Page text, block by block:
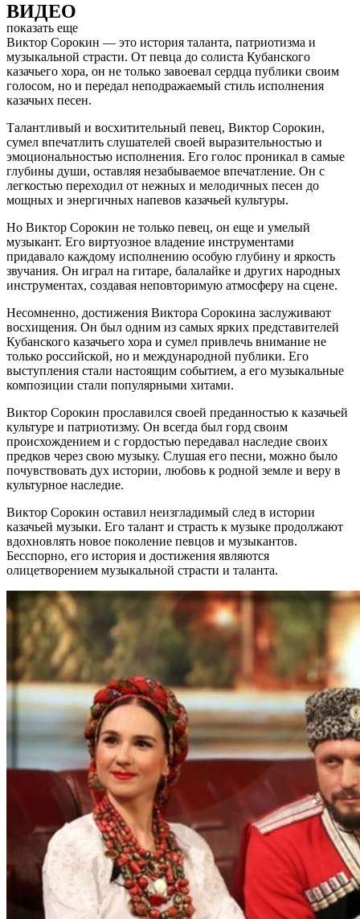
ВИДЕО
показать еще
Виктор Сорокин — это история таланта, патриотизма и
музыкальной страсти. От певца до солиста Кубанского
казачьего хора, он не только завоевал сердца публики своим
голосом, но и передал неподражаемый стиль исполнения
казачьих песен.
Талантливый и восхитительный певец, Виктор Сорокин,
сумел впечатлить слушателей своей выразительностью и
эмоциональностью исполнения. Его голос проникал в самые
глубины души, оставляя незабываемое впечатление. Он с
легкостью переходил от нежных и мелодичных песен до
мощных и энергичных напевов казачьей культуры.
Но Виктор Сорокин не только певец, он еще и умелый
музыкант. Его виртуозное владение инструментами
придавало каждому исполнению особую глубину и яркость
звучания. Он играл на гитаре, балалайке и других народных
инструментах, создавая неповторимую атмосферу на сцене.
Несомненно, достижения Виктора Сорокина заслуживают
восхищения. Он был одним из самых ярких представителей
Кубанского казачьего хора и сумел привлечь внимание не
только российской, но и международной публики. Его
выступления стали настоящим событием, а его музыкальные
композиции стали популярными хитами.
Виктор Сорокин прославился своей преданностью к казачьей
культуре и патриотизму. Он всегда был горд своим
происхождением и с гордостью передавал наследие своих
предков через свою музыку. Слушая его песни, можно было
почувствовать дух истории, любовь к родной земле и веру в
культурное наследие.
Виктор Сорокин оставил неизгладимый след в истории
казачьей музыки. Его талант и страсть к музыке продолжают
вдохновлять новое поколение певцов и музыкантов.
Бесспорно, его история и достижения являются
олицетворением музыкальной страсти и таланта.